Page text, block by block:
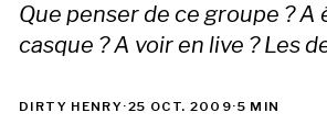
Que penser de ce groupe ? A
casque ? A voir en live ? Les
DIRTY HENRY·25 OCT. 2009·5 MIN